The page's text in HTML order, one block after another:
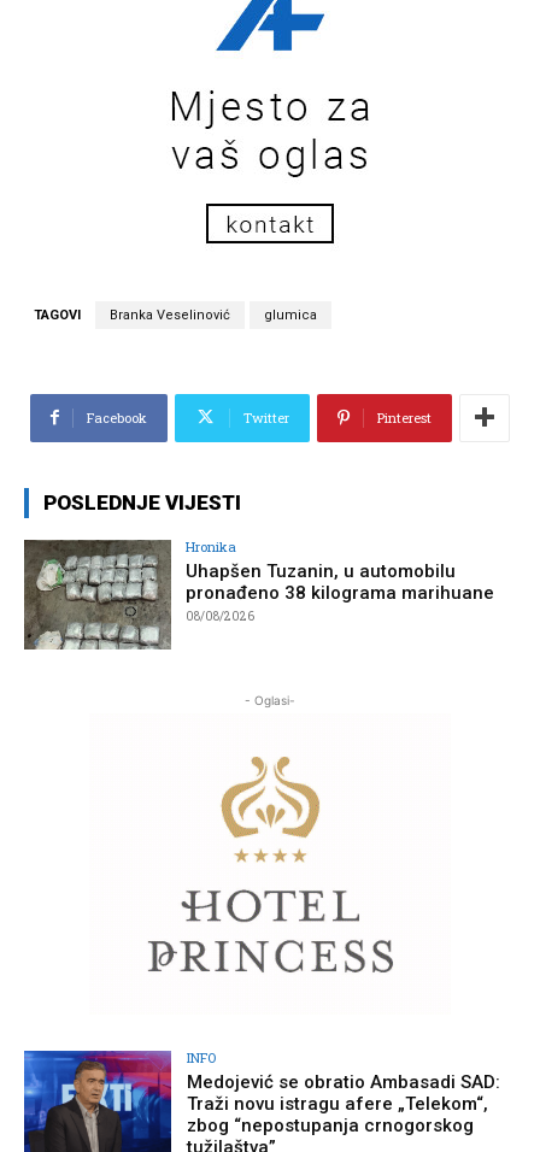
TAGOVI Branka Veselinović glumica
Facebook Twitter Pinterest
POSLEDNJE VIJESTI
Hronika
Uhapšen Tuzanin, u automobilu
pronađeno 38 kilograma marihuane
08/08/2026
- Oglasi-
INFO
Medojević se obratio Ambasadi SAD:
Traži novu istragu afere „Telekom“,
zbog “nepostupanja crnogorskog